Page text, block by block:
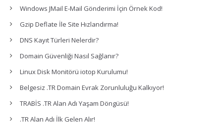
Windows JMail E-Mail Gönderimi İçin Örnek Kod!
Gzip Deflate İle Site Hızlandırma!
DNS Kayıt Türleri Nelerdir?
Domain Güvenliği Nasıl Sağlanır?
Linux Disk Monitörü iotop Kurulumu!
Belgesiz .TR Domain Evrak Zorunluluğu Kalkıyor!
TRABİS .TR Alan Adı Yaşam Döngüsü!
.TR Alan Adı İlk Gelen Alır!